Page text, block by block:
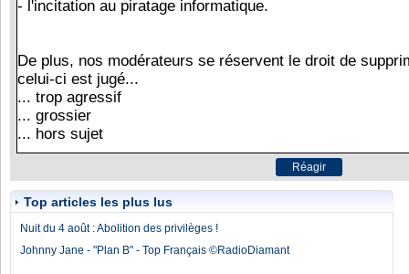
Top articles les plus lus
Nuit du 4 août : Abolition des privilèges !
Johnny Jane - "Plan B" - Top Français ©RadioDiamant